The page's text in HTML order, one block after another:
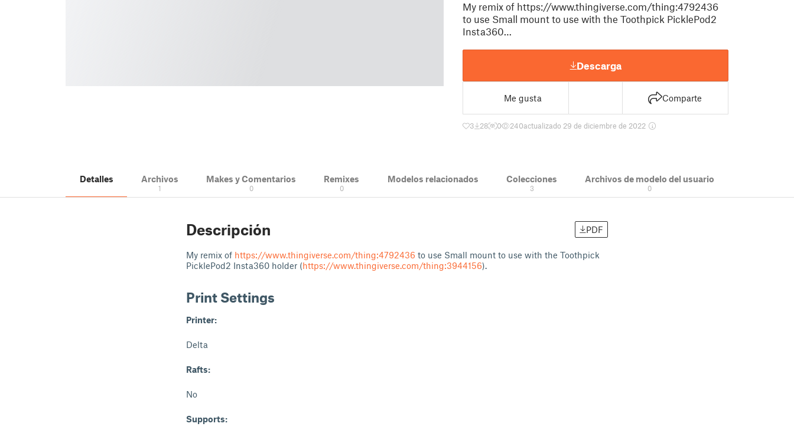
My remix of https://www.thingiverse.com/thing:4792436
to use Small mount to use with the Toothpick PicklePod2
Insta360…
Descarga
Me gusta Comparte
3 28 0 240actualizado 29 de diciembre de 2022
Detalles Archivos
1
Makes y Comentarios
0
Remixes
0
Modelos relacionados Colecciones
3
Archivos de modelo del usuario
0
Descripción PDF
My remix of https://www.thingiverse.com/thing:4792436 to use Small mount to use with the Toothpick
PicklePod2 Insta360 holder (https://www.thingiverse.com/thing:3944156).
Print Settings
Printer:
Delta
Rafts:
No
Supports: